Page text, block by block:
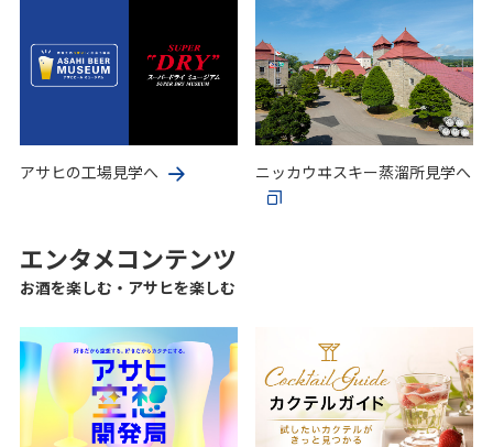
アサヒの工場見学へ ニッカウヰスキー蒸溜所見学へ
エンタメコンテンツ
お酒を楽しむ・アサヒを楽しむ